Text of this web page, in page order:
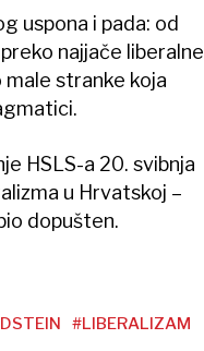
uspona i pada: od
najjače liberalne
stranke koja
HSLS-a 20. svibnja
u Hrvatskoj –
dopušten.
#LIBERALIZAM